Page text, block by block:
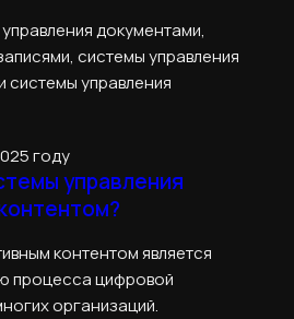
документами,
cистемы управления
системы управления
году
управления
контентом является
процесса цифровой
организаций.